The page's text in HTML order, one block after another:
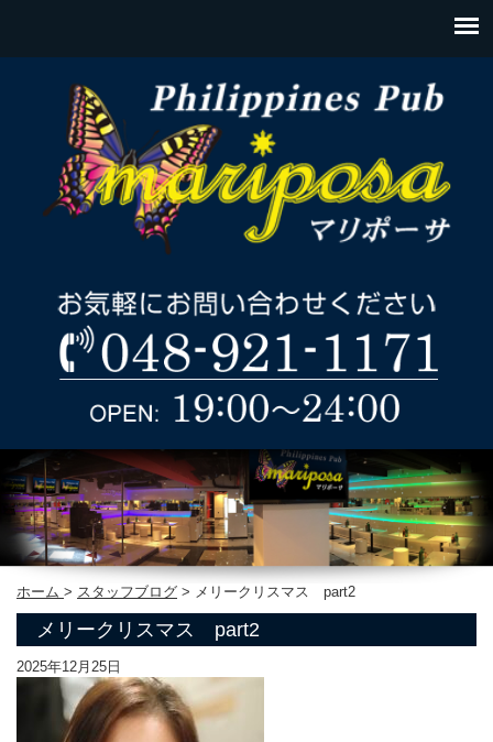
ホーム > スタッフブログ > メリークリスマス part2
メリークリスマス part2
2025年12月25日